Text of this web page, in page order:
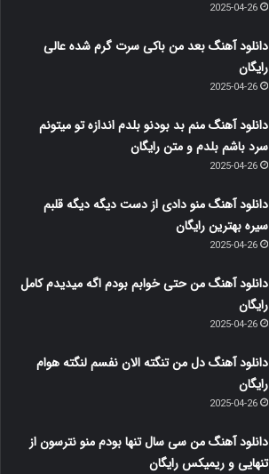
2025-04-26
دانلود آهنگ بعد من باکی سرت گرم شده عالی
رایگان
2025-04-26
دانلود آهنگ منم بد بودنو بلدم اندازه تو میتونم
سرد باشم بلدم و متن رایگان
2025-04-26
دانلود آهنگ منو دادی از دست دیگه دیگه قلبم
سیره بهترین رایگان
2025-04-26
دانلود آهنگ من حتی خوابم بودم اگه میدیدم کامل
رایگان
2025-04-26
دانلود آهنگ دل من تنگته الان نفسم لنگته هوام
رایگان
2025-04-26
دانلود آهنگ من سی سال تنها بودم منو نترسون از
تنهایی و ریمیکس رایگان